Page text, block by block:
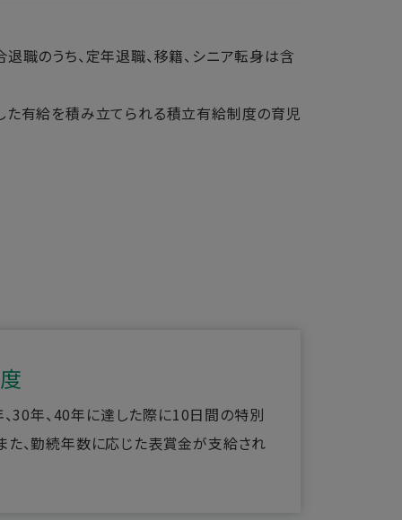
のうち、定年退職、移籍、シニア転身は含
有給を積み立てられる積立有給制度の育児
30年、40年に達した際に10日間の特別
た、勤続年数に応じた表賞金が支給され